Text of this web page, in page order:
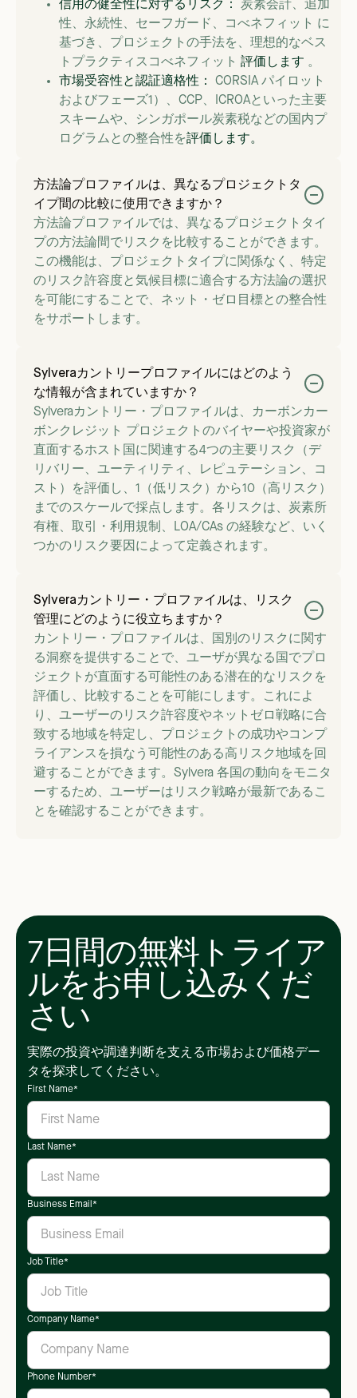
信用の健全性に対するリスク： 炭素会計、追加
性、永続性、セーフガード、コべネフィット に
基づき、プロジェクトの手法を、理想的なベス
トプラクティスコべネフィット 評価します 。
市場受容性と認証適格性： CORSIA パイロット
およびフェーズ1）、CCP、ICROAといった主要
スキームや、シンガポール炭素税などの国内プ
ログラムとの整合性を評価します。
方法論プロファイルは、異なるプロジェクトタ
イプ間の比較に使用できますか？
方法論プロファイルでは、異なるプロジェクトタイ
プの方法論間でリスクを比較することができます。
この機能は、プロジェクトタイプに関係なく、特定
のリスク許容度と気候目標に適合する方法論の選択
を可能にすることで、ネット・ゼロ目標との整合性
をサポートします。
Sylveraカントリープロファイルにはどのよう
な情報が含まれていますか？
Sylveraカントリー・プロファイルは、カーボンカー
ボンクレジット プロジェクトのバイヤーや投資家が
直面するホスト国に関連する4つの主要リスク（デ
リバリー、ユーティリティ、レピュテーション、コ
スト）を評価し、1（低リスク）から10（高リスク）
までのスケールで採点します。各リスクは、炭素所
有権、取引・利用規制、LOA/CAs の経験など、いく
つかのリスク要因によって定義されます。
Sylveraカントリー・プロファイルは、リスク
管理にどのように役立ちますか？
カントリー・プロファイルは、国別のリスクに関す
る洞察を提供することで、ユーザが異なる国でプロ
ジェクトが直面する可能性のある潜在的なリスクを
評価し、比較することを可能にします。これによ
り、ユーザーのリスク許容度やネットゼロ戦略に合
致する地域を特定し、プロジェクトの成功やコンプ
ライアンスを損なう可能性のある高リスク地域を回
避することができます。Sylvera 各国の動向をモニタ
ーするため、ユーザーはリスク戦略が最新であるこ
とを確認することができます。
7日間の無料トライア
ルをお申し込みくだ
さい
実際の投資や調達判断を支える市場および価格デー
タを探求してください。
First Name*
Last Name*
Business Email *
Job Title*
Company Name*
Phone Number*